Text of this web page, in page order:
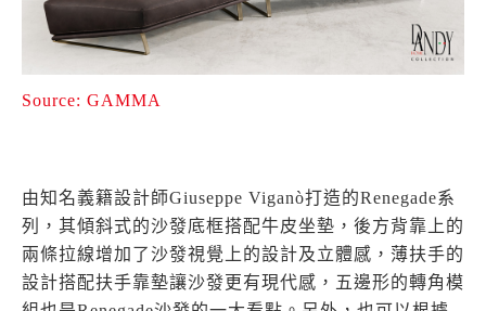
Source: GAMMA
由知名義籍設計師Giuseppe Viganò打造的Renegade系
列，其傾斜式的沙發底框搭配牛皮坐墊，後方背靠上的
兩條拉線增加了沙發視覺上的設計及立體感，薄扶手的
設計搭配扶手靠墊讓沙發更有現代感，五邊形的轉角模